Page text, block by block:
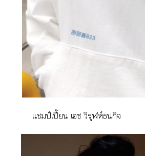
แมป์เปี้ยน เซ วิรุฬห์ธนกิจ